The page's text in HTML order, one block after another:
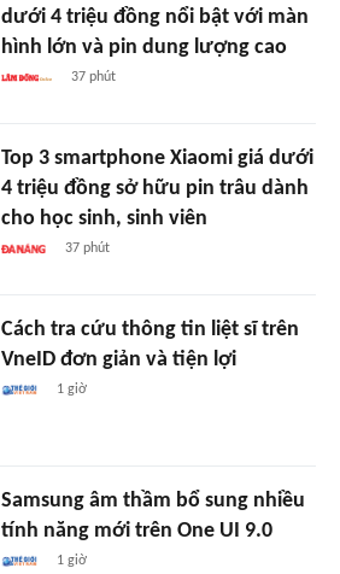
dưới 4 triệu đồng nổi bật với màn
hình lớn và pin dung lượng cao
37 phút
Top 3 smartphone Xiaomi giá dưới
4 triệu đồng sở hữu pin trâu dành
cho học sinh, sinh viên
37 phút
Cách tra cứu thông tin liệt sĩ trên
VneID đơn giản và tiện lợi
1 giờ
Samsung âm thầm bổ sung nhiều
tính năng mới trên One UI 9.0
1 giờ